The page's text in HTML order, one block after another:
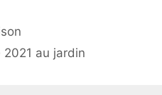
au jardin